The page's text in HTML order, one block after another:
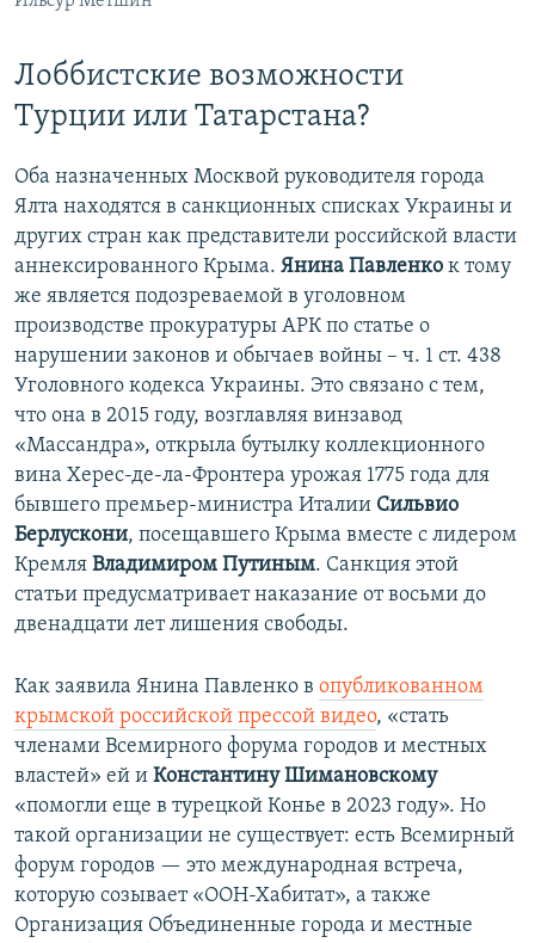
Лоббистские возможности
Турции или Татарстана?
Оба назначенных Москвой руководителя города
Ялта находятся в санкционных списках Украины и
других стран как представители российской власти
аннексированного Крыма. Янина Павленко к тому
же является подозреваемой в уголовном
производстве прокуратуры АРК по статье о
нарушении законов и обычаев войны – ч. 1 ст. 438
Уголовного кодекса Украины. Это связано с тем,
что она в 2015 году, возглавляя винзавод
«Массандра», открыла бутылку коллекционного
вина Херес-де-ла-Фронтера урожая 1775 года для
бывшего премьер-министра Италии Сильвио
Берлускони, посещавшего Крыма вместе с лидером
Кремля Владимиром Путиным. Санкция этой
статьи предусматривает наказание от восьми до
двенадцати лет лишения свободы.
Как заявила Янина Павленко в опубликованном
крымской российской прессой видео, «стать
членами Всемирного форума городов и местных
властей» ей и Константину Шимановскому
«помогли еще в турецкой Конье в 2023 году». Но
такой организации не существует: есть Всемирный
форум городов — это международная встреча,
которую созывает «ООН-Хабитат», а также
Организация Объединенные города и местные